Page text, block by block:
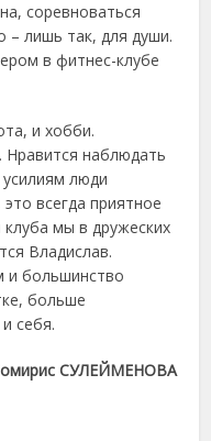
соревноваться
– лишь так, для души.
в фитнес-клубе
и хобби.
Нравится наблюдать
люди
всегда приятное
мы в дружеских
Владислав.
и большинство
больше
себя.
СУЛЕЙМЕНОВА